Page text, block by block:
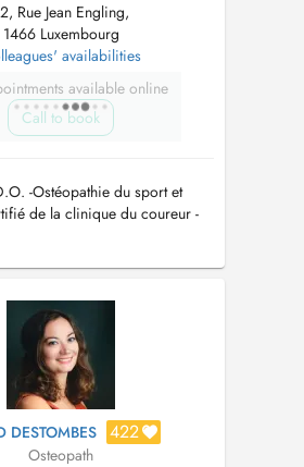
Rue Jean Engling,
1466 Luxembourg
availabilities
available online
Call to book
-Ostéopathie du sport et
de la clinique du coureur -
du sport ( crochetage,
DESTOMBES 422
Osteopath